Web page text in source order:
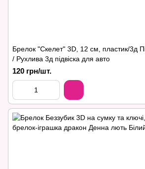
Брелок "Скелет" 3D, 12 см, пластик/3д
/ Рухлива 3д підвіска для авто
120 грн/шт.